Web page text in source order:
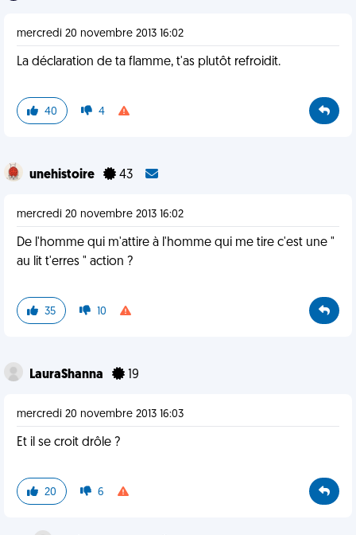
mercredi 20 novembre 2013 16:02
La déclaration de ta flamme, t'as plutôt refroidit.
40 4
unehistoire 43
mercredi 20 novembre 2013 16:02
De l'homme qui m'attire à l'homme qui me tire c'est une "
au lit t'erres " action ?
35 10
LauraShanna 19
mercredi 20 novembre 2013 16:03
Et il se croit drôle ?
20 6